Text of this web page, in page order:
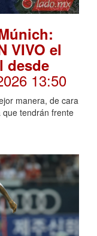
VIVO el
desde
13:50
manera, de cara
tendrán frente